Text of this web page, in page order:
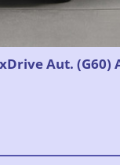
Aut. (G60)